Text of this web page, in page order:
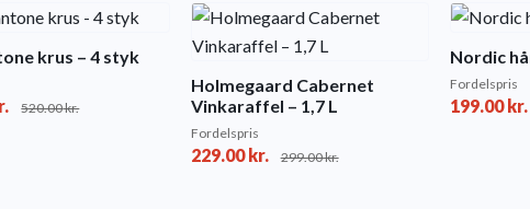
krus – 4 styk
520.00kr.
Holmegaard Cabernet
Vinkaraffel – 1,7 L
Fordelspris
229.00kr. 299.00kr.
Nordic
Fordelspris
199.00kr.